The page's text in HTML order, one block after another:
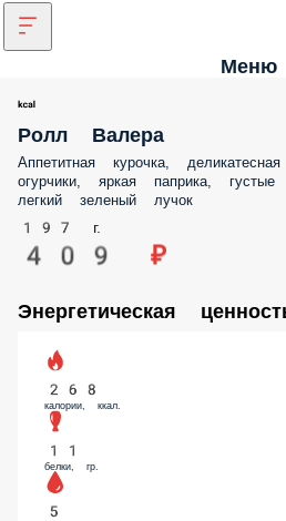
Меню
Ролл Валера
Аппетитная курочка,
огурчики, яркая паприка,
легкий зеленый лучок
197 г.
409 ₽
Энергетическая
268
калории, ккал.
11
белки, гр.
5